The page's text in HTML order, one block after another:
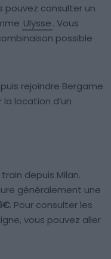
pouvez consulter un
Ulysse. Vous
possible
rejoindre Bergame
location d’un
depuis Milan.
généralement une
. Pour consulter les
vous pouvez aller